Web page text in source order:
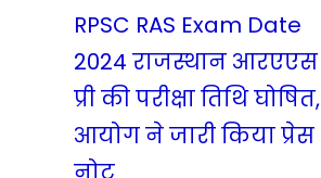
RPSC RAS Exam Date
2024 राजस्थान आरएएस
प्री की परीक्षा तिथि घोषित,
आयोग ने जारी किया प्रेस